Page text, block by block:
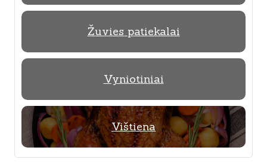
Žuvies patiekalai
Vyniotiniai
Vištiena